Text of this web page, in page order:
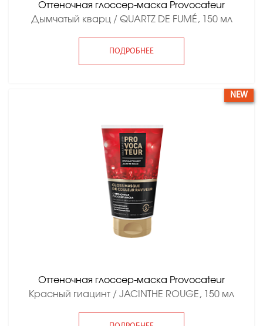
Оттеночная глоссер-маска Provocateur
Дымчатый кварц / QUARTZ DE FUMÉ, 150 мл
ПОДРОБНЕЕ
Оттеночная глоссер-маска Provocateur
Красный гиацинт / JACINTHE ROUGE, 150 мл
NEW